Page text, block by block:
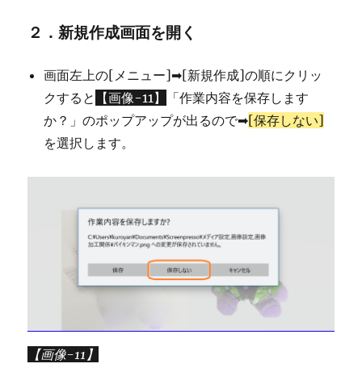
２．新規作成画面を開く
画面左上の[メニュー]➡[新規作成]の順にクリッ
クすると
【画像-11】
「作業内容を保存します
か？」のポップアップが出るので➡[保存しない]
を選択します。
【画像-11】